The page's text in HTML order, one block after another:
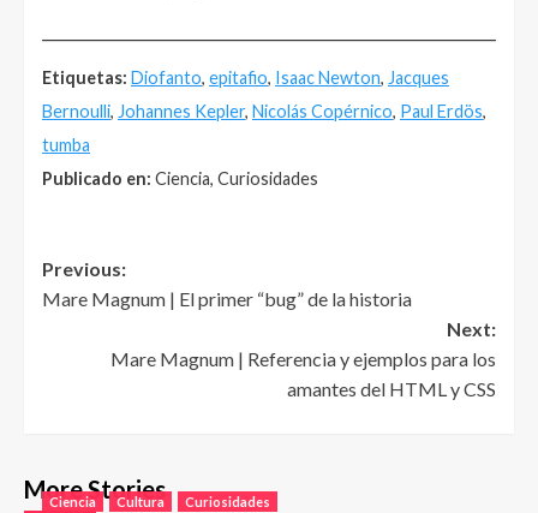
Etiquetas: Diofanto, epitafio, Isaac Newton, Jacques
Bernoulli, Johannes Kepler, Nicolás Copérnico, Paul Erdös,
tumba
Publicado en: Ciencia, Curiosidades
Post
navigation
Previous:
Mare Magnum | El primer “bug” de la historia
Next:
Mare Magnum | Referencia y ejemplos para los
amantes del HTML y CSS
More Stories
Ciencia Cultura Curiosidades